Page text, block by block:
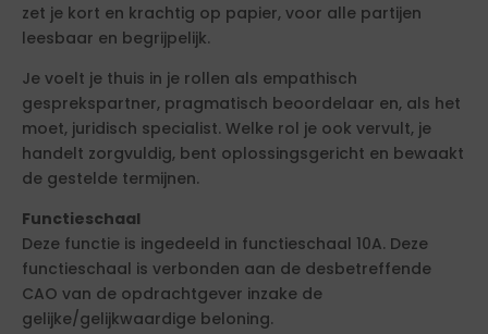
zet je kort en krachtig op papier, voor alle partijen
leesbaar en begrijpelijk.
Je voelt je thuis in je rollen als empathisch
gesprekspartner, pragmatisch beoordelaar en, als het
moet, juridisch specialist. Welke rol je ook vervult, je
handelt zorgvuldig, bent oplossingsgericht en bewaakt
de gestelde termijnen.
Functieschaal
Deze functie is ingedeeld in functieschaal 10A. Deze
functieschaal is verbonden aan de desbetreffende
CAO van de opdrachtgever inzake de
gelijke/gelijkwaardige beloning.